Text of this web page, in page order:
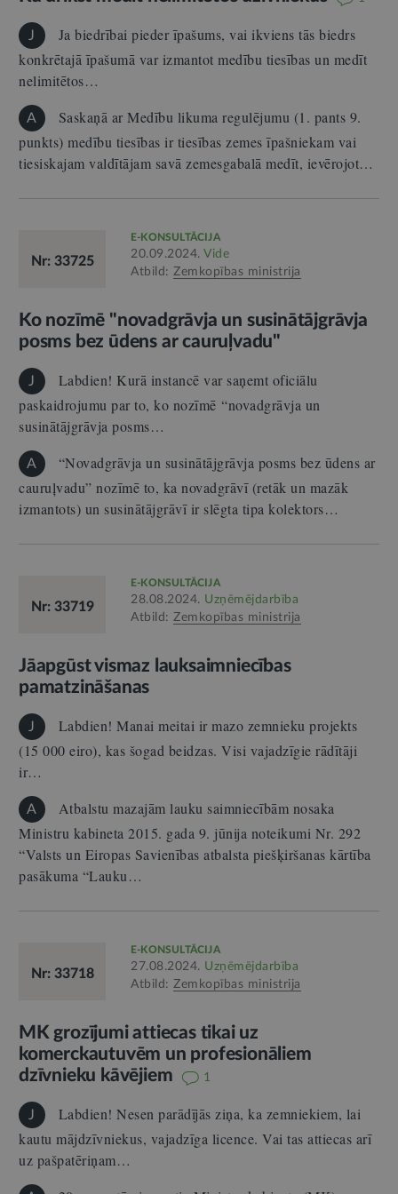
J
Ja biedrībai pieder īpašums, vai ikviens tās biedrs
konkrētajā īpašumā var izmantot medību tiesības un medīt
nelimitētos…
A
Saskaņā ar Medību likuma regulējumu (1. pants 9.
punkts) medību tiesības ir tiesības zemes īpašniekam vai
tiesiskajam valdītājam savā zemesgabalā medīt, ievērojot…
Nr: 33725
E-KONSULTĀCIJA
20.09.2024. Vide
Atbild: Zemkopības ministrija
Ko nozīmē "novadgrāvja un susinātājgrāvja
posms bez ūdens ar cauruļvadu"
J
Labdien! Kurā instancē var saņemt oficiālu
paskaidrojumu par to, ko nozīmē “novadgrāvja un
susinātājgrāvja posms…
A
“Novadgrāvja un susinātājgrāvja posms bez ūdens ar
cauruļvadu” nozīmē to, ka novadgrāvī (retāk un mazāk
izmantots) un susinātājgrāvī ir slēgta tipa kolektors…
Nr: 33719
E-KONSULTĀCIJA
28.08.2024. Uzņēmējdarbība
Atbild: Zemkopības ministrija
Jāapgūst vismaz lauksaimniecības
pamatzināšanas
J
Labdien! Manai meitai ir mazo zemnieku projekts
(15 000 eiro), kas šogad beidzas. Visi vajadzīgie rādītāji
ir…
A
Atbalstu mazajām lauku saimniecībām nosaka
Ministru kabineta 2015. gada 9. jūnija noteikumi Nr. 292
“Valsts un Eiropas Savienības atbalsta piešķiršanas kārtība
pasākuma “Lauku…
Nr: 33718
E-KONSULTĀCIJA
27.08.2024. Uzņēmējdarbība
Atbild: Zemkopības ministrija
MK grozījumi attiecas tikai uz
komerckautuvēm un profesionāliem
dzīvnieku kāvējiem
1
J
Labdien! Nesen parādījās ziņa, ka zemniekiem, lai
kautu mājdzīvniekus, vajadzīga licence. Vai tas attiecas arī
uz pašpatēriņam…